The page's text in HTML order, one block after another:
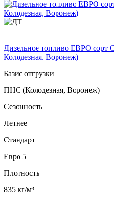
Дизельное топливо ЕВРО сорт
Колодезная, Воронеж)
Базис отгрузки
ПНС (Колодезная, Воронеж)
Сезонность
Летнее
Стандарт
Евро 5
Плотность
835 кг/м³